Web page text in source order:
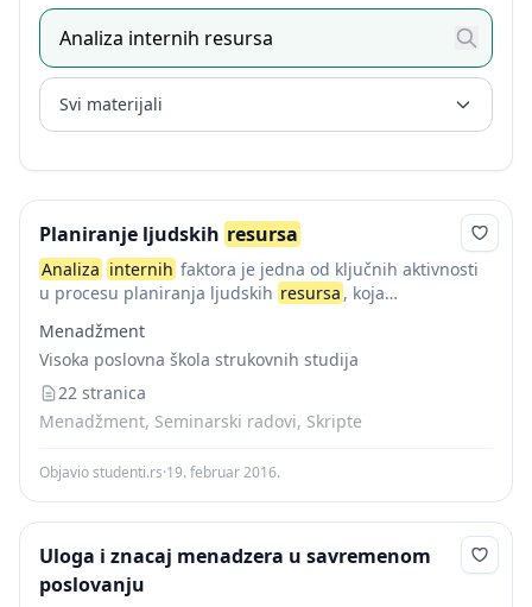
Svi materijali
Planiranje ljudskih resursa
Analiza internih faktora je jedna od ključnih aktivnosti
u procesu planiranja ljudskih resursa , koja
postojećih poslova – Početna osnova za procenu
internihsnaga i...
Menadžment
Visoka poslovna škola strukovnih studija
22 stranica
Menadžment, Seminarski radovi, Skripte
Objavio studenti.rs·19. februar 2016.
Uloga i znacaj menadzera u savremenom
poslovanju